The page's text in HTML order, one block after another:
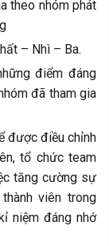
theo nhóm phát
– Nhì – Ba.
điểm đáng
đã tham gia
được điều chỉnh
tổ chức team
tăng cường sự
viên trong
niệm đáng nhớ